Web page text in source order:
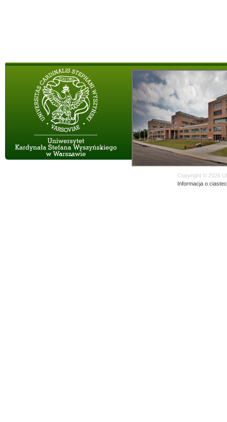
Copyright © 2026
Informacja o